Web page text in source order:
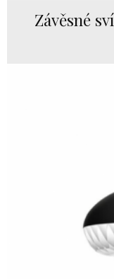
Závěsné